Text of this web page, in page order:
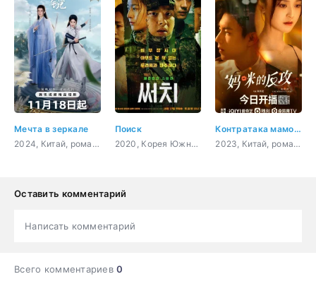
Мечта в зеркале
2024, Китай, романтика, восточные единоборства, фэнтези
Поиск
2020, Корея Южная, военный, триллер, мистика, ужасы
Контратака мамочки
2023, Китай, романтика, драма
Оставить комментарий
Написать комментарий
Всего комментариев0